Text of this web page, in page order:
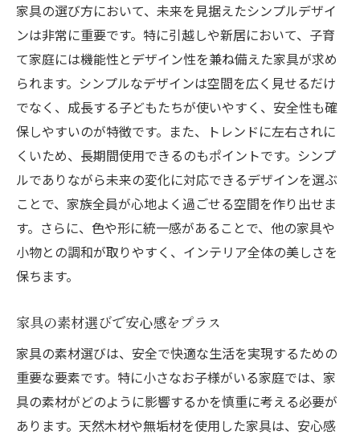
家具の選び方において、未来を見据えたシンプルデザイ
ンは非常に重要です。特に引越しや新居において、子育
て家庭には機能性とデザイン性を兼ね備えた家具が求め
られます。シンプルなデザインは空間を広く見せるだけ
でなく、成長する子どもたちが使いやすく、安全性も確
保しやすいのが特徴です。また、トレンドに左右されに
くいため、長期間使用できるのもポイントです。シンプ
ルでありながら未来の変化に対応できるデザインを選ぶ
ことで、家族全員が心地よく過ごせる空間を作り出せま
す。さらに、色や形に統一感があることで、他の家具や
小物との調和が取りやすく、インテリア全体の美しさを
保ちます。
家具の素材選びで安心感をプラス
家具の素材選びは、安全で快適な生活を実現するための
重要な要素です。特に小さなお子様がいる家庭では、家
具の素材がどのように影響するかを慎重に考える必要が
あります。天然木材や無垢材を使用した家具は、安心感